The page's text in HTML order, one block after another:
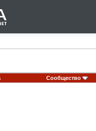
Сообщество